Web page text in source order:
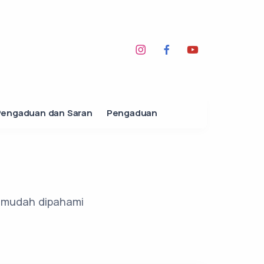
dan Saran Pengaduan
dipahami